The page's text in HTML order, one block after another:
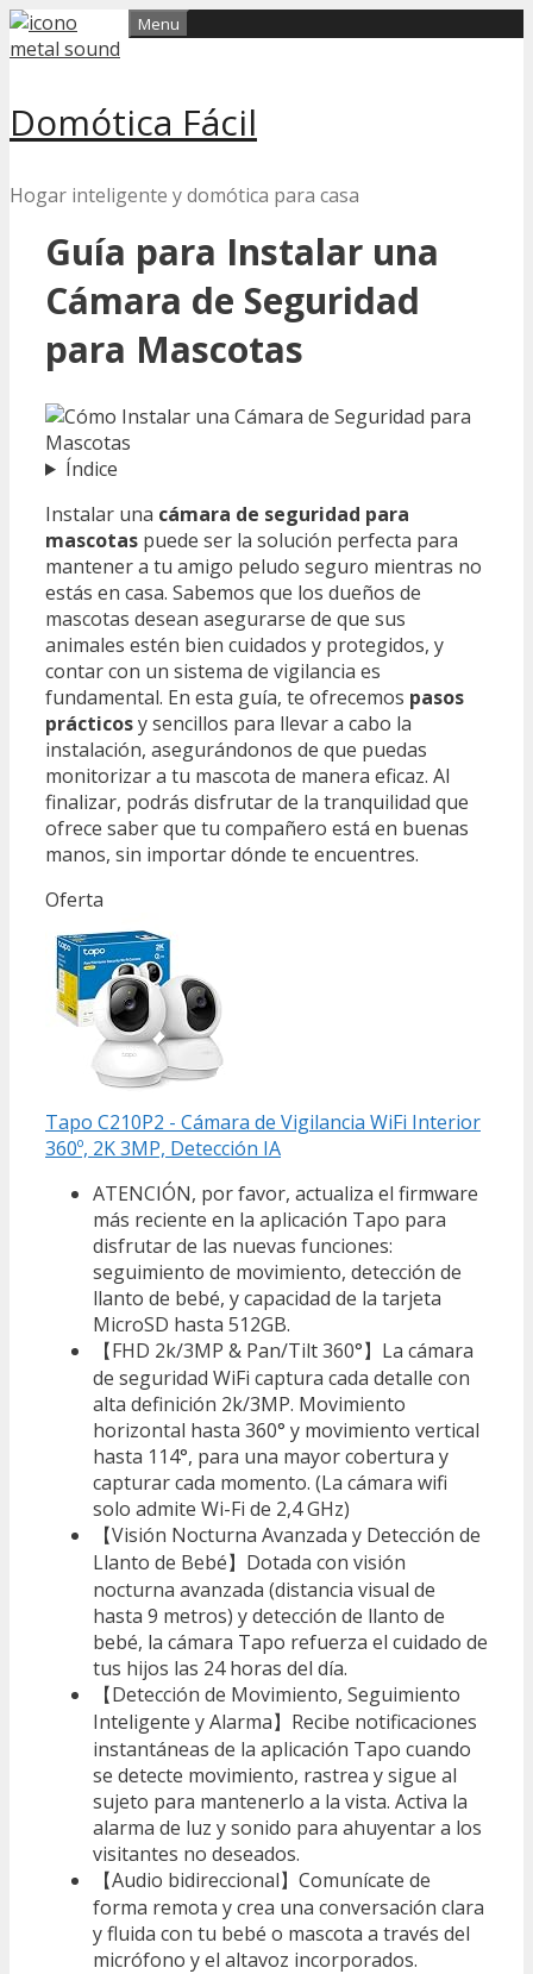
Skip
to
Domótica Fácil
Hogar inteligente y domótica para casa
Menu
Guía para Instalar una
Cámara de Seguridad
para Mascotas
Índice
Instalar una cámara de seguridad para
mascotas puede ser la solución perfecta para
mantener a tu amigo peludo seguro mientras no
estás en casa. Sabemos que los dueños de
mascotas desean asegurarse de que sus
animales estén bien cuidados y protegidos, y
contar con un sistema de vigilancia es
fundamental. En esta guía, te ofrecemos pasos
prácticosy sencillos para llevar a cabo la
instalación, asegurándonos de que puedas
monitorizar a tu mascota de manera eficaz. Al
finalizar, podrás disfrutar de la tranquilidad que
ofrece saber que tu compañero está en buenas
manos, sin importar dónde te encuentres.
Oferta
Tapo C210P2 - Cámara de Vigilancia WiFi Interior
360º, 2K 3MP, Detección IA
ATENCIÓN, por favor, actualiza el firmware
más reciente en la aplicación Tapo para
disfrutar de las nuevas funciones:
seguimiento de movimiento, detección de
llanto de bebé, y capacidad de la tarjeta
MicroSD hasta 512GB.
【FHD 2k/3MP & Pan/Tilt 360°】La cámara
de seguridad WiFi captura cada detalle con
alta definición 2k/3MP. Movimiento
horizontal hasta 360° y movimiento vertical
hasta 114°, para una mayor cobertura y
capturar cada momento. (La cámara wifi
solo admite Wi-Fi de 2,4 GHz)
【Visión Nocturna Avanzada y Detección de
Llanto de Bebé】Dotada con visión
nocturna avanzada (distancia visual de
hasta 9 metros) y detección de llanto de
bebé, la cámara Tapo refuerza el cuidado de
tus hijos las 24 horas del día.
【Detección de Movimiento, Seguimiento
Inteligente y Alarma】Recibe notificaciones
instantáneas de la aplicación Tapo cuando
se detecte movimiento, rastrea y sigue al
sujeto para mantenerlo a la vista. Activa la
alarma de luz y sonido para ahuyentar a los
visitantes no deseados.
【Audio bidireccional】Comunícate de
forma remota y crea una conversación clara
y fluida con tu bebé o mascota a través del
micrófono y el altavoz incorporados.